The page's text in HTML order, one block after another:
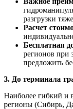
разгрузки
Расчет
Бесплатная
регионов
предложить
3. До терминала
Наиболее гибкий и
регионы (Сибирь,